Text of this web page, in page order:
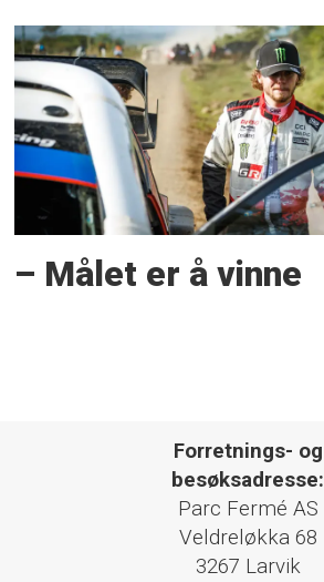
– Målet er å vinne
Forretnings- og
besøksadresse:
Parc Fermé AS
Veldreløkka 68
3267 Larvik